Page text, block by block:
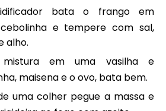
bata o frango em
e tempere com sal,
alho.
em uma vasilha e
maisena e o ovo, bata bem.
uma colher pegue a massa e